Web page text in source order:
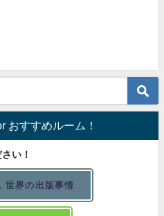
おすすめルーム！
い！
世界の出版事情